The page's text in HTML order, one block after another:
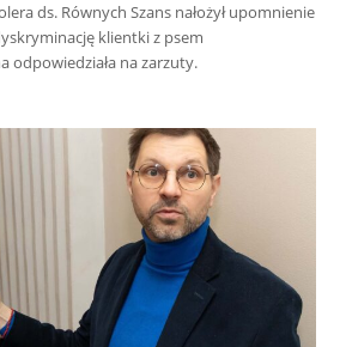
ds. Równych Szans nałożył upomnienie
klientki z psem
odpowiedziała na zarzuty.